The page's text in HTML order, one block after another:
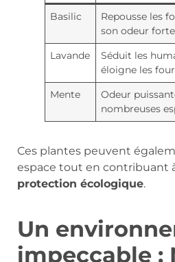
Basilic
Repousse les
son odeur
Lavande
Séduit les
éloigne les
Mente
Odeur
nombreuses
Ces plantes peuvent
espace tout en contribuant
protection écologique.
Un
impeccable :